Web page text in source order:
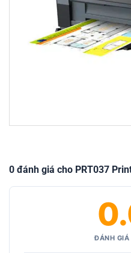
0 đánh giá cho PRT037
ĐÁNH GIÁ